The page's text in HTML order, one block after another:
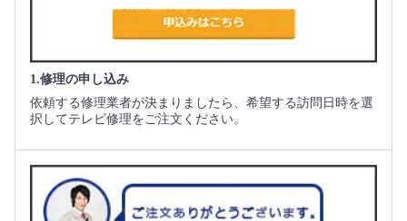
1.修理の申し込み
依頼する修理業者が決まりましたら、希望する訪問日時を選
択してテレビ修理をご注文ください。